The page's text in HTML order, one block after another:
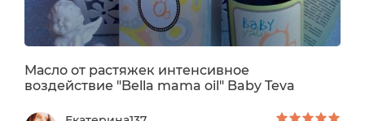
Масло от растяжек интенсивное
воздействие "Bella mama oil" Baby Teva